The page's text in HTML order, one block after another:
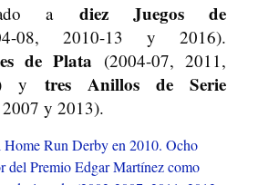
a diez Juegos de
08, 2010-13 y 2016).
de Plata (2004-07, 2011,
y tres Anillos de Serie
y 2013).
Home Run Derby en 2010. Ocho
del Premio Edgar Martínez como